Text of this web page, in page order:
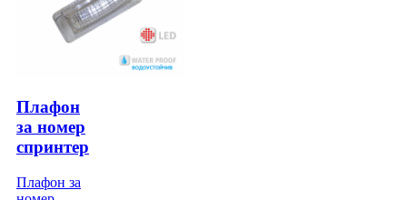
Плафон
за номер
спринтер
Плафон за